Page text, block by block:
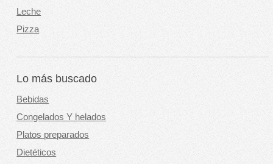
Leche
Pizza
Lo más buscado
Bebidas
Congelados Y helados
Platos preparados
Dietéticos